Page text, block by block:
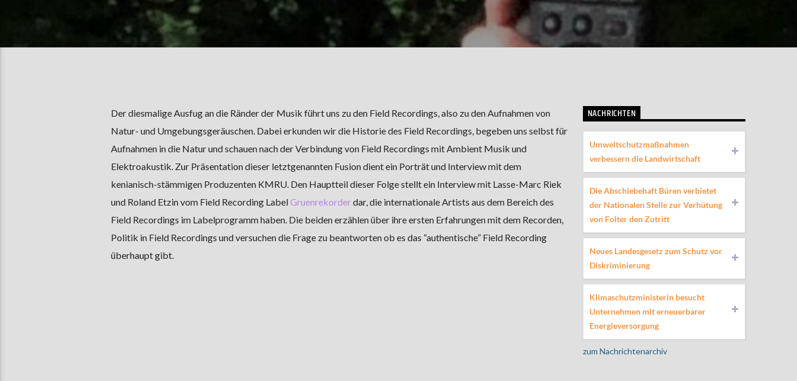
Der diesmalige Ausfug an die Ränder der Musik führt uns zu den Field Recordings, also zu den Aufnahmen von
Natur- und Umgebungsgeräuschen. Dabei erkunden wir die Historie des Field Recordings, begeben uns selbst für
Aufnahmen in die Natur und schauen nach der Verbindung von Field Recordings mit Ambient Musik und
Elektroakustik. Zur Präsentation dieser letztgenannten Fusion dient ein Porträt und Interview mit dem
kenianisch-stämmigen Produzenten KMRU. Den Hauptteil dieser Folge stellt ein Interview mit Lasse-Marc Riek
und Roland Etzin vom Field Recording LabelGruenrekorderdar, die internationale Artists aus dem Bereich des
Field Recordings im Labelprogramm haben. Die beiden erzählen über ihre ersten Erfahrungen mit dem Recorden,
Politik in Field Recordings und versuchen die Frage zu beantworten ob es das “authentische” Field Recording
überhaupt gibt.
NACHRICHTEN
Umweltschutzmaßnahmen
verbessern die Landwirtschaft
Die Abschiebehaft Büren verbietet
der Nationalen Stelle zur Verhütung
von Folter den Zutritt
Neues Landesgesetz zum Schutz vor
Diskriminierung
Klimaschutzministerin besucht
Unternehmen mit erneuerbarer
Energieversorgung
zum Nachrichtenarchiv